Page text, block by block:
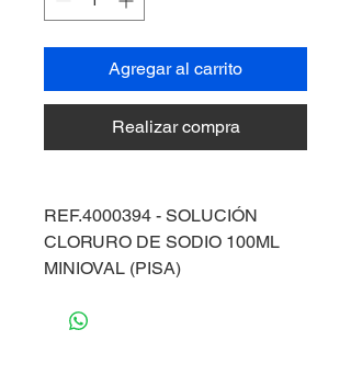
Agregar al carrito
Realizar compra
REF.4000394 - SOLUCIÓN
CLORURO DE SODIO 100ML
MINIOVAL (PISA)